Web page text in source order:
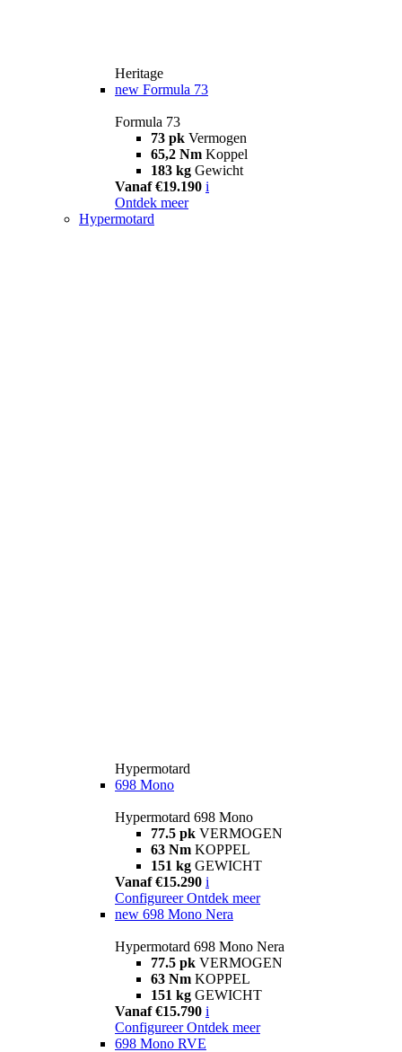
Heritage
new Formula 73
Formula 73
73 pk Vermogen
65,2 Nm Koppel
183 kg Gewicht
Vanaf €19.190 i
Ontdek meer
Hypermotard
Hypermotard
698 Mono
Hypermotard 698 Mono
77.5 pk VERMOGEN
63 Nm KOPPEL
151 kg GEWICHT
Vanaf €15.290 i
Configureer Ontdek meer
new 698 Mono Nera
Hypermotard 698 Mono Nera
77.5 pk VERMOGEN
63 Nm KOPPEL
151 kg GEWICHT
Vanaf €15.790 i
Configureer Ontdek meer
698 Mono RVE